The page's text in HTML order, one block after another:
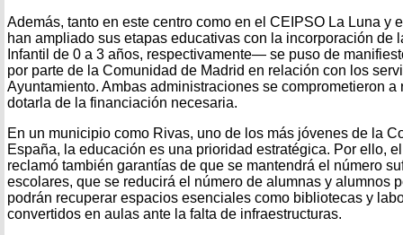
Además, tanto en este centro como en el CEIPSO La Luna
han ampliado sus etapas educativas con la incorporación de
Infantil de 0 a 3 años, respectivamente— se puso de
por parte de la Comunidad de Madrid en relación con los
Ayuntamiento. Ambas administraciones se comprometieron
dotarla de la financiación necesaria.
En un municipio como Rivas, uno de los más jóvenes de la
España, la educación es una prioridad estratégica. Por ello,
reclamó también garantías de que se mantendrá el número
escolares, que se reducirá el número de alumnas y alumnos
podrán recuperar espacios esenciales como bibliotecas y
convertidos en aulas ante la falta de infraestructuras.​